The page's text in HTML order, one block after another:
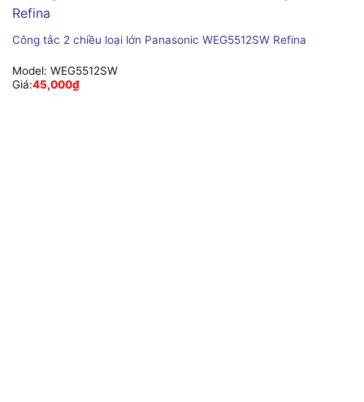
Công tắc 2 chiều loại lớn Panasonic WEG5512SW Refina
Model: WEG5512SW
Giá:45,000₫